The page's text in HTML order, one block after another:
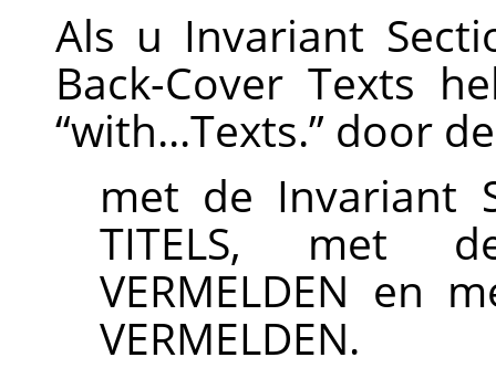
Als u Invariant
Back-Cover Texts
“with...Texts.” door
met de Invariant
TITELS, met
VERMELDEN en
VERMELDEN.